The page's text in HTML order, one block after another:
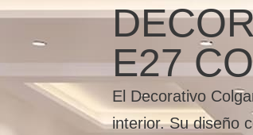
E27
El Decorativo
interior. Su diseño